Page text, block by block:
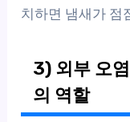
치하면 냄새가 점
3) 외부 오
의 역할